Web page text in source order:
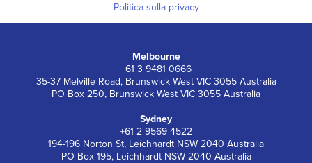
Politica sulla privacy
Melbourne
+61 3 9481 0666
35-37 Melville Road, Brunswick West VIC 3055 Australia
PO Box 250, Brunswick West VIC 3055 Australia
Sydney
+61 2 9569 4522
194-196 Norton St, Leichhardt NSW 2040 Australia
PO Box 195, Leichhardt NSW 2040 Australia